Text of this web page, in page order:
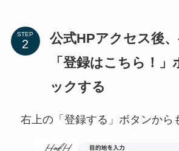
STEP
公式HPアクセス後
「登録はこちら！
ックする
右上の「登録する」ボタンから